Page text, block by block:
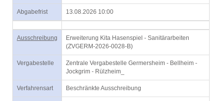
Abgabefrist 13.08.2026 10:00
Ausschreibung
Erweiterung Kita Hasenspiel - Sanitärarbeiten
(ZVGERM-2026-0028-B)
Vergabestelle
Zentrale Vergabestelle Germersheim - Bellheim -
Jockgrim - Rülzheim_
Verfahrensart Beschränkte Ausschreibung